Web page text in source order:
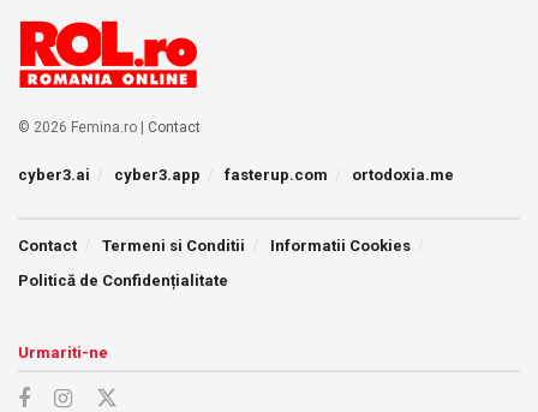
© 2026 Femina.ro | Contact
cyber3.ai cyber3.app fasterup.com ortodoxia.me
Contact Termeni si Conditii
Informatii Cookies
Politică de Confidențialitate
Urmariti-ne